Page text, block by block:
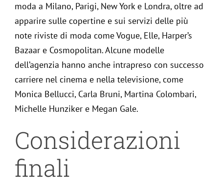
moda a Milano, Parigi, New York e Londra, oltre ad
apparire sulle copertine e sui servizi delle più
note riviste di moda come Vogue, Elle, Harper’s
Bazaar e Cosmopolitan. Alcune modelle
dell’agenzia hanno anche intrapreso con successo
carriere nel cinema e nella televisione, come
Monica Bellucci, Carla Bruni, Martina Colombari,
Michelle Hunziker e Megan Gale.
Considerazioni
finali